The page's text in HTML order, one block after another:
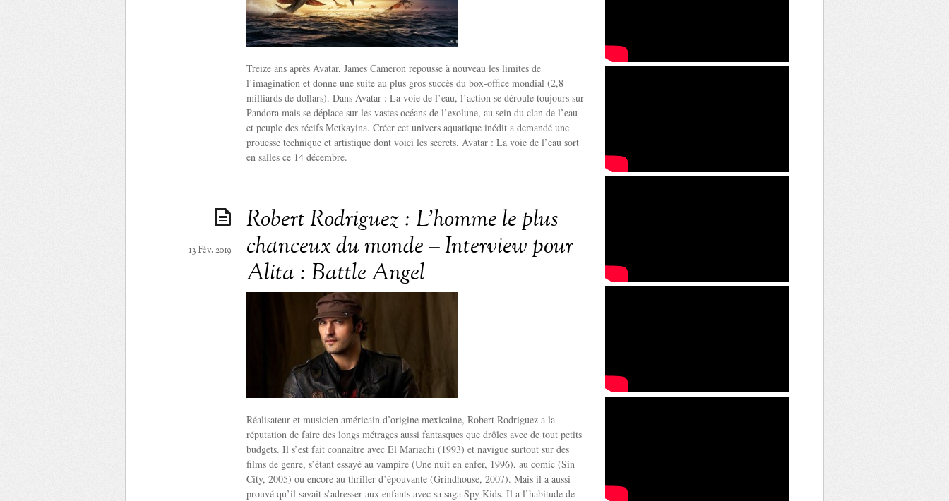
Treize ans après Avatar, James Cameron repousse à nouveau les limites de
l’imagination et donne une suite au plus gros succès du box-office mondial (2,8
milliards de dollars). Dans Avatar : La voie de l’eau, l’action se déroule toujours sur
Pandora mais se déplace sur les vastes océans de l’exolune, au sein du clan de l’eau
et peuple des récifs Metkayina. Créer cet univers aquatique inédit a demandé une
prouesse technique et artistique dont voici les secrets. Avatar : La voie de l’eau sort
en salles ce 14 décembre.
Robert Rodriguez : L’homme le plus
chanceux du monde – Interview pour
Alita : Battle Angel
13 Fév. 2019
Réalisateur et musicien américain d’origine mexicaine, Robert Rodriguez a la
réputation de faire des longs métrages aussi fantasques que drôles avec de tout petits
budgets. Il s’est fait connaître avec El Mariachi (1993) et navigue surtout sur des
films de genre, s’étant essayé au vampire (Une nuit en enfer, 1996), au comic (Sin
City, 2005) ou encore au thriller d’épouvante (Grindhouse, 2007). Mais il a aussi
prouvé qu’il savait s’adresser aux enfants avec sa saga Spy Kids. Il a l’habitude de